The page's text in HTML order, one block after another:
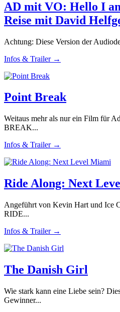
AD mit VO: Hello I
Reise mit David
Achtung: Diese Version der
Infos & Trailer →
Point Break
Weitaus mehr als nur ein Film für
BREAK...
Infos & Trailer →
Ride Along: Next
Angeführt von Kevin Hart und Ice
RIDE...
Infos & Trailer →
The Danish Girl
Wie stark kann eine Liebe sein?
Gewinner...